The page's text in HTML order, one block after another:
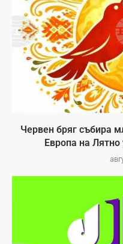
Червен бряг събира
Европа на